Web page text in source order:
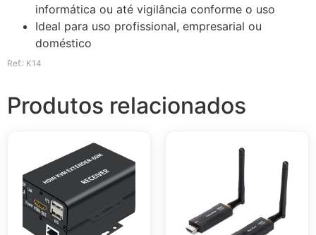
informática ou até vigilância conforme o uso
Ideal para uso profissional, empresarial ou
doméstico
Ref.: K14
Produtos relacionados